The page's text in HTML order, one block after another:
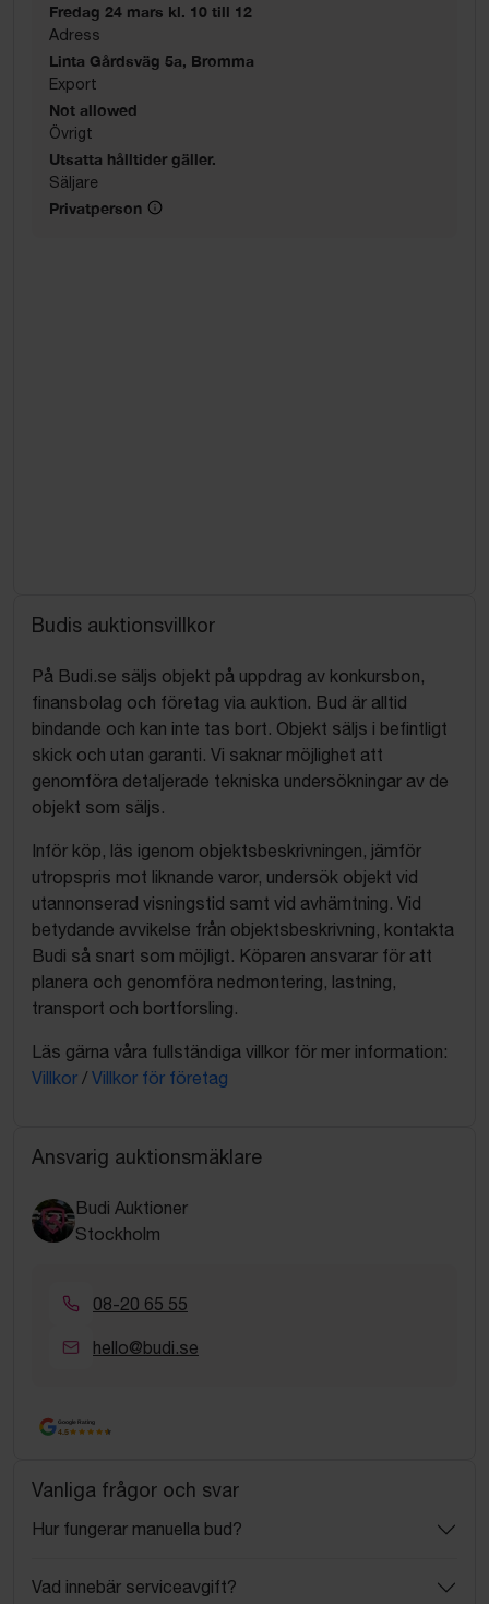
Fredag 24 mars kl. 10 till 12
Adress
Linta Gårdsväg 5a, Bromma
Export
Not allowed
Övrigt
Utsatta hålltider gäller.
Säljare
Privatperson
Budis auktionsvillkor
På Budi.se säljs objekt på uppdrag av konkursbon,
finansbolag och företag via auktion. Bud är alltid
bindande och kan inte tas bort. Objekt säljs i befintligt
skick och utan garanti. Vi saknar möjlighet att
genomföra detaljerade tekniska undersökningar av de
objekt som säljs.
Inför köp, läs igenom objektsbeskrivningen, jämför
utropspris mot liknande varor, undersök objekt vid
utannonserad visningstid samt vid avhämtning. Vid
betydande avvikelse från objektsbeskrivning, kontakta
Budi så snart som möjligt. Köparen ansvarar för att
planera och genomföra nedmontering, lastning,
transport och bortforsling.
Läs gärna våra fullständiga villkor för mer information:
Villkor / Villkor för företag
Ansvarig auktionsmäklare
Budi Auktioner
Stockholm
08-20 65 55
hello@budi.se
Google Rating
4.5
Vanliga frågor och svar
Hur fungerar manuella bud?
Vad innebär serviceavgift?